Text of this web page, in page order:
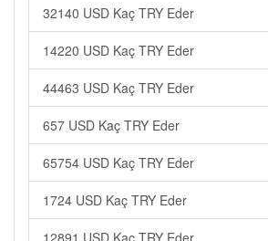
32140 USD Kaç TRY Eder
14220 USD Kaç TRY Eder
44463 USD Kaç TRY Eder
657 USD Kaç TRY Eder
65754 USD Kaç TRY Eder
1724 USD Kaç TRY Eder
12891 USD Kaç TRY Eder